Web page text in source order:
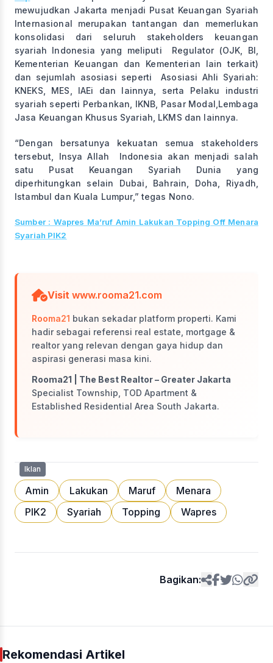
mewujudkan Jakarta menjadi Pusat Keuangan Syariah
Internasional merupakan tantangan dan memerlukan
konsolidasi dari seluruh stakeholders keuangan
syariah Indonesia yang meliputi Regulator (OJK, BI,
Kementerian Keuangan dan Kementerian lain terkait)
dan sejumlah asosiasi seperti Asosiasi Ahli Syariah:
KNEKS, MES, IAEi dan lainnya, serta Pelaku industri
syariah seperti Perbankan, IKNB, Pasar Modal,Lembaga
Jasa Keuangan Khusus Syariah, LKMS dan lainnya.
“Dengan bersatunya kekuatan semua stakeholders
tersebut, Insya Allah Indonesia akan menjadi salah
satu Pusat Keuangan Syariah Dunia yang
diperhitungkan selain Dubai, Bahrain, Doha, Riyadh,
Istambul dan Kuala Lumpur,” tegas Nono.
Sumber : Wapres Ma’ruf Amin Lakukan Topping Off Menara
Syariah PIK2
Visit www.rooma21.com
Rooma21 bukan sekadar platform properti. Kami
hadir sebagai referensi real estate, mortgage &
realtor yang relevan dengan gaya hidup dan
aspirasi generasi masa kini.
Rooma21 | The Best Realtor – Greater Jakarta
Specialist Township, TOD Apartment &
Established Residential Area South Jakarta.
Iklan
Amin Lakukan Maruf
Menara
PIK2
Syariah Topping Wapres
Bagikan:
Rekomendasi Artikel